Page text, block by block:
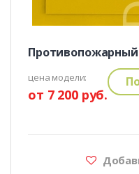
цена модели:
от 7 200 руб.